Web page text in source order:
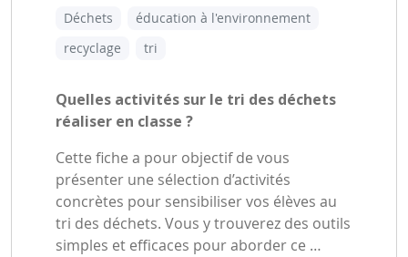
Déchets
éducation à l'environnement
recyclage
tri
Quelles activités sur le tri des déchets
réaliser en classe ?
Cette fiche a pour objectif de vous
présenter une sélection d’activités
concrètes pour sensibiliser vos élèves au
tri des déchets. Vous y trouverez des outils
simples et efficaces pour aborder ce …